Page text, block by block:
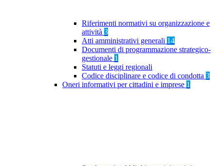
Riferimenti normativi su organizzazione e
attività 3
Atti amministrativi generali 14
Documenti di programmazione strategico-
gestionale 1
Statuti e leggi regionali
Codice disciplinare e codice di condotta 3
Oneri informativi per cittadini e imprese 1